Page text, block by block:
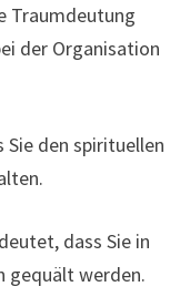
Traumdeutung
der Organisation
den spirituellen
dass Sie in
gequält werden.